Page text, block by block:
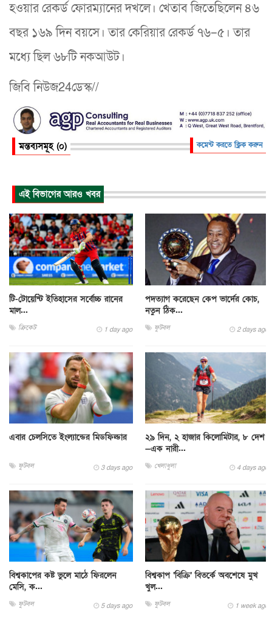
হওয়ার রেকর্ড ফোরম্যানের দখলে। খেতাব জিতেছিলেন ৪৬
বছর ১৬৯ দিন বয়সে। তার কেরিয়ার রেকর্ড ৭৬–৫। তার
মধ্যে ছিল ৬৮টি নকআউট।
জিবি নিউজ24ডেস্ক//
মন্তব্যসমূহ (০) কমেন্ট করতে ক্লিক করুন
এই বিভাগের আরও খবর
টি-টোয়েন্টি ইতিহাসের সর্বোচ্চ রানের
মাল...
ক্রিকেট 1 day ago
পদত্যাগ করেছেন কেপ ভার্দের কোচ,
নতুন ঠিক...
ফুটবল 2 days ago
এবার চেলসিতে ইংল্যান্ডের মিডফিল্ডার
ফুটবল 3 days ago
২৯ দিন, ২ হাজার কিলোমিটার, ৮ দেশ
—এক নারী...
খেলাধুলা 4 days ago
বিশ্বকাপের কষ্ট ভুলে মাঠে ফিরলেন
মেসি, ক...
ফুটবল 5 days ago
বিশ্বকাপ ‘বিক্রি’ বিতর্কে অবশেষে মুখ
খুল...
ফুটবল 1 week ago